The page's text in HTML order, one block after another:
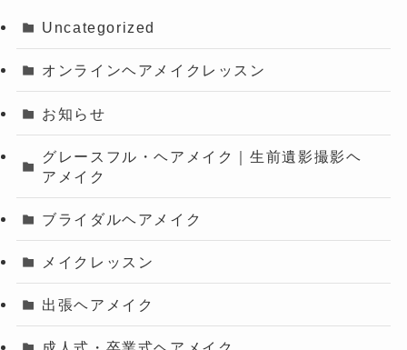
Uncategorized
オンラインヘアメイクレッスン
お知らせ
グレースフル・ヘアメイク｜生前遺影撮影ヘ
アメイク
ブライダルヘアメイク
メイクレッスン
出張ヘアメイク